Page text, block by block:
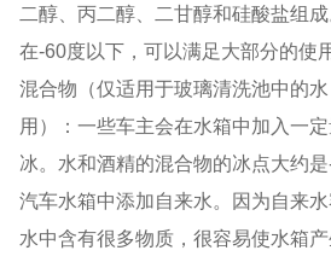
二醇、丙二醇、二甘醇和硅酸盐组
在-60度以下，可以满足大部分的使
混合物（仅适用于玻璃清洗池中的
用）：一些车主会在水箱中加入一
冰。水和酒精的混合物的冰点大约
汽车水箱中添加自来水。因为自来
水中含有很多物质，很容易使水箱